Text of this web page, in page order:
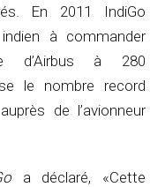
En 2011 IndiGo
à commander
d’Airbus à 280
le nombre record
de l’avionneur
a déclaré, «Cette